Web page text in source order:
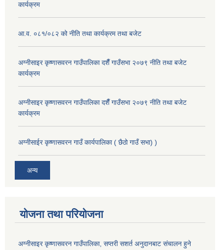
कार्यक्रम
आ.व. ०८१/०८२ को नीति तथा कार्यक्रम तथा बजेट
अग्नीसाइर कृष्णासवरन गाउँपालिका दशैँ गाउँसभा २०७९ नीति तथा बजेट
कार्यक्रम
अग्नीसाइर कृष्णासवरन गाउँपालिका दशैँ गाउँसभा २०७९ नीति तथा बजेट
कार्यक्रम
अग्नीसाईर कृष्णासवरन गाउँ कार्यपालिका ( छैठो गाउँ सभा) )
अन्य
योजना तथा परियोजना
अग्नीसाइर कृष्णासवरन गाउँपालिका, सप्तरी सशर्त अनुदानबाट संचालन हुने